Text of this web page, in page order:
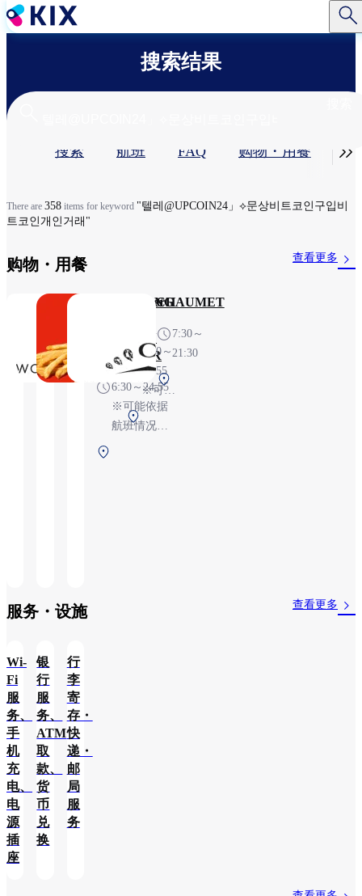
跳
转
内
容
搜索结果
签
搜索 航班 FAQ 购物・用餐​ 服

There are 358 items for keyword "텔레@UPCOIN24」⟡문상비트코인구입비
트코인개인거래"
购物・用餐​ 查看更多
WOLFGANG
KITCHEN
COUNTER
6:30～24:55
※可能依据
航班情况变
Burger
6:30～
24:55
※可能
依据航
班情况
CHAUMET
7:30～
21:30
服务・设施​ 查看更多
Wi-
Fi
服
务、
手
机
充
电、
电
源
插
座
银
行
服
务、
ATM
取
款、
货
币
兑
换
行
李
寄
存・
快
递・
邮
局
服
务